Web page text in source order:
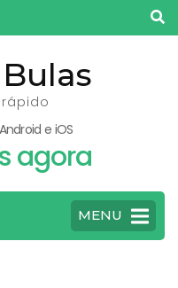
e iOS
agora
MENU